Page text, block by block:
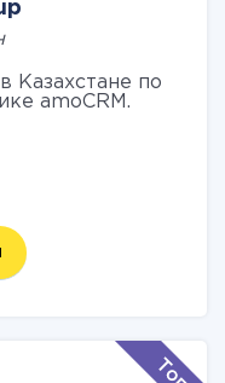
Казахстане по
amoCRM.